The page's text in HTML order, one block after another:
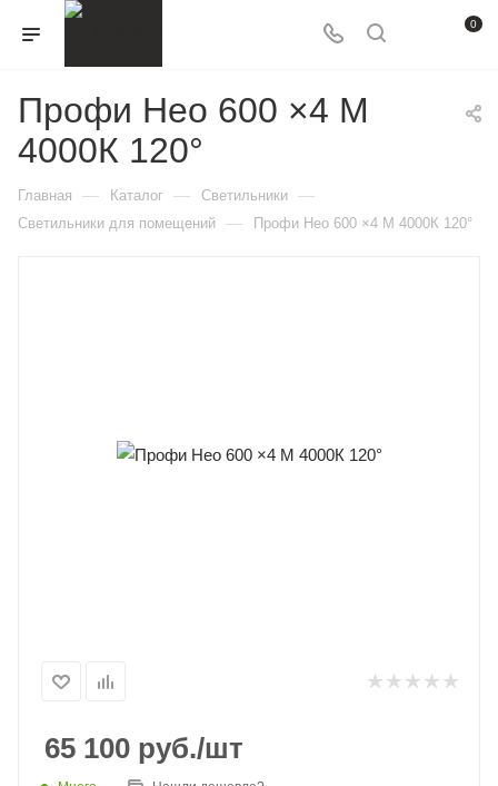
0
Профи Нео 600 ×4 M
4000К 120°
Главная — Каталог — Светильники —
Светильники для помещений — Профи Нео 600 ×4 M 4000К 120°
65 100 руб./шт